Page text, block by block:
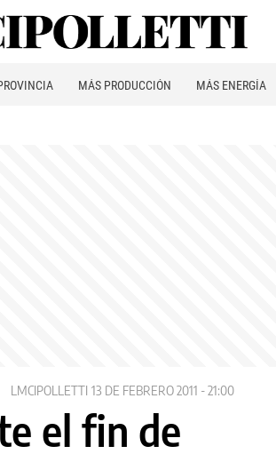
MÁS PRODUCCIÓN MÁS ENERGÍA
LMCIPOLLETTI 13 DE FEBRERO 2011 - 21:00
el fin de